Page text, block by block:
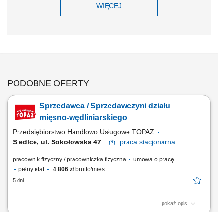
WIĘCEJ
PODOBNE OFERTY
Sprzedawca / Sprzedawczyni działu
mięsno-wędliniarskiego
Przedsiębiorstwo Handlowo Usługowe TOPAZ
Siedlce, ul. Sokołowska 47
praca stacjonarna
pracownik fizyczny / pracowniczka fizyczna
umowa o pracę
pełny etat
4 806 złbrutto/mies.
5 dni
pokaż opis